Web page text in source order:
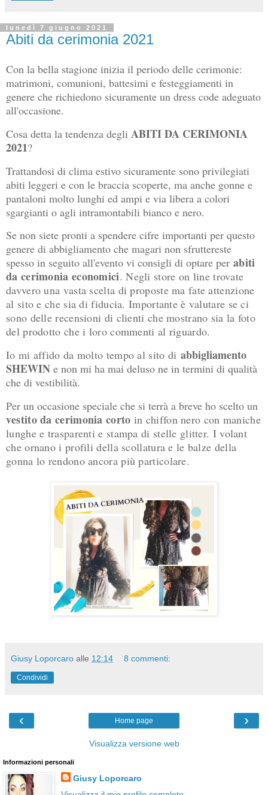
lunedì 7 giugno 2021
Abiti da cerimonia 2021
Con la bella stagione inizia il periodo delle cerimonie:
matrimoni, comunioni, battesimi e festeggiamenti in
genere che richiedono sicuramente un dress code adeguato
all'occasione.
Cosa detta la tendenza degli ABITI DA CERIMONIA
2021?
Trattandosi di clima estivo sicuramente sono privilegiati
abiti leggeri e con le braccia scoperte, ma anche gonne e
pantaloni molto lunghi ed ampi e via libera a colori
sgargianti o agli intramontabili bianco e nero.
Se non siete pronti a spendere cifre importanti per questo
genere di abbigliamento che magari non sfruttereste
spesso in seguito all'evento vi consigli di optare per abiti
da cerimonia economici. Negli store on line trovate
davvero una vasta scelta di proposte ma fate attenzione
al sito e che sia di fiducia. Importante è valutare se ci
sono delle recensioni di clienti che mostrano sia la foto
del prodotto che i loro commenti al riguardo.
Io mi affido da molto tempo al sito di abbigliamento
SHEWIN e non mi ha mai deluso ne in termini di qualità
che di vestibilità.
Per un occasione speciale che si terrà a breve ho scelto un
vestito da cerimonia corto in chiffon nero con maniche
lunghe e trasparenti e stampa di stelle glitter. I volant
che ornano i profili della scollatura e le balze della
gonna lo rendono ancora più particolare.
Giusy Loporcaro alle 12:14 8 commenti:
Condividi
‹ ›
Home page
Visualizza versione web
Informazioni personali
Giusy Loporcaro